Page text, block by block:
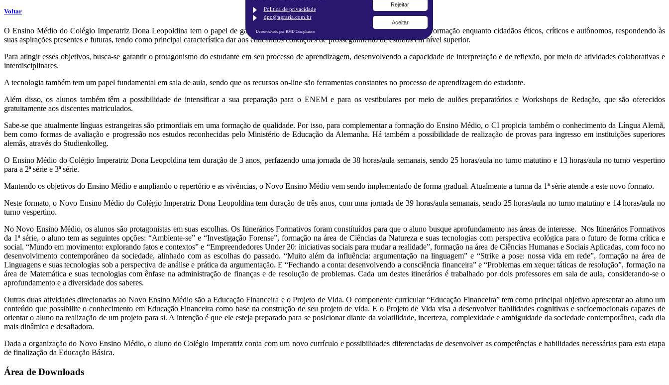
Voltar
O Ensino Médio do Colégio Imperatriz Dona Leopoldina tem o papel de garantir aos alunos as aprendizagens necessárias para a sua formação enquanto cidadãos éticos, críticos e autônomos, respondendo às
suas aspirações presentes e futuras, tendo como principal característica dar aos educandos condições de prosseguimento de estudos em nível superior.
Para atingir esses objetivos, busca-se garantir o protagonismo do estudante em seu processo de aprendizagem, desenvolvendo a capacidade de interpretação e de reflexão, por meio de atividades colaborativas e
interdisciplinares.
A tecnologia também tem um papel fundamental em sala de aula, sendo que os recursos on-line são ferramentas constantes no processo de aprendizagem do estudante.
Além disso, os alunos também têm a possibilidade de intensificar a sua preparação para o ENEM e para os vestibulares por meio de aulões preparatórios e Workshops de Redação, que são oferecidos
gratuitamente aos discentes matriculados.
Sabe-se que atualmente línguas estrangeiras são primordiais em uma formação de qualidade. Por isso, para complementar a formação do Ensino Médio, o CI propicia também o conhecimento da Língua Alemã,
bem como formas de avaliação e progressão nos estudos reconhecidas pelo Ministério de Educação da Alemanha. Há também a possibilidade de realização de provas para ingresso em instituições superiores
alemãs, através do Studienkolleg.
O Ensino Médio do Colégio Imperatriz Dona Leopoldina tem duração de 3 anos, perfazendo uma jornada de 38 horas/aula semanais, sendo 25 horas/aula no turno matutino e 13 horas/aula no turno vespertino
para a 2ª série e 3ª série.
Mantendo os objetivos do Ensino Médio e ampliando o repertório e as vivências, o Novo Ensino Médio vem sendo implementado de forma gradual. Atualmente a turma da 1ª série atende a este novo formato.
Neste formato, o Novo Ensino Médio do Colégio Imperatriz Dona Leopoldina tem duração de três anos, com uma jornada de 39 horas/aula semanais, sendo 25 horas/aula no turno matutino e 14 horas/aula no
turno vespertino.
No Novo Ensino Médio, os alunos são protagonistas em suas escolhas. Os Itinerários Formativos foram constituídos para que o aluno busque aprofundamento nas áreas de interesse. Nos Itinerários Formativos
da 1ª série, o aluno tem as seguintes opções: “Ambiente-se” e “Investigação Forense”, formação na área de Ciências da Natureza e suas tecnologias com perspectiva ecológica para o futuro de forma crítica e
social. “Mundo em movimento: explorando fatos e contextos” e “Empreendedores Under 20: iniciativas sociais para mudar a realidade”, formação na área de Ciências Humanas e Sociais Aplicadas, com foco no
desenvolvimento contemporâneo da sociedade, alinhado com as escolhas do passado. “Muito além da influência: argumentação na linguagem” e “Strike a pose: nossa vida em rede”, formação na área de
Linguagens e suas tecnologias sob a perspectiva de análise e prática da argumentação. E “Fechando a conta: desenvolvendo a consciência financeira” e “Problemas em xeque: táticas de resolução”, formação na
área de Matemática e suas tecnologias com ênfase na administração de finanças e de resolução de problemas. Cada um destes itinerários é trabalhado por dois professores em sala de aula, considerando-se o
aprofundamento e a diversidade dos saberes.
Outras duas atividades direcionadas ao Novo Ensino Médio são a Educação Financeira e o Projeto de Vida. O componente curricular “Educação Financeira” tem como principal objetivo apresentar ao aluno um
conteúdo que possibilite o conhecimento em Educação Financeira como base na construção de seu projeto de vida. E o Projeto de Vida visa a desenvolver habilidades cognitivas e socioemocionais capazes de
orientar o aluno na realização de um projeto para si. A intenção é que ele esteja preparado para se posicionar diante da volatilidade, incerteza, complexidade e ambiguidade da sociedade contemporânea, cada dia
mais dinâmica e desafiadora.
Dada a organização do Novo Ensino Médio, o aluno do Colégio Imperatriz conta com um novo currículo e possibilidades diferenciadas de desenvolver as competências e habilidades necessárias para esta etapa
de finalização da Educação Básica.
Área de Downloads
Politica de privacidade
dpo@agraria.com.br
Rejeitar
Aceitar
Desenvolvido por RMD Compliance